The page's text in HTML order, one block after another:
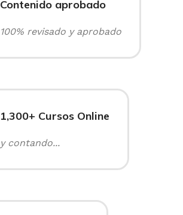
Contenido aprobado
100% revisado y aprobado
1,300+ Cursos Online
y contando...